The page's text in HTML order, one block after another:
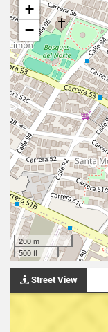
+
−
200 m
500 ft
Street View